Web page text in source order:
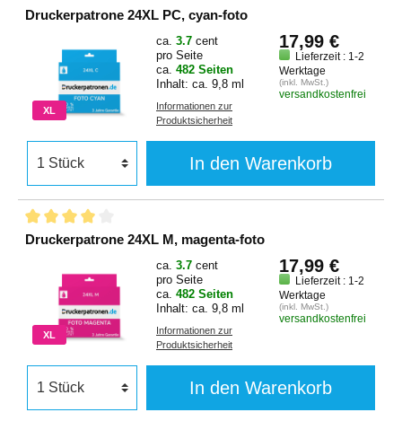
Druckerpatrone 24XL PC, cyan-foto
XL
ca. 3.7 cent
pro Seite
ca. 482 Seiten
Inhalt: ca. 9,8 ml
Informationen zur
Produktsicherheit
17,99 €
Lieferzeit : 1-2
Werktage
(inkl. MwSt.)
versandkostenfrei
In den Warenkorb
Druckerpatrone 24XL M, magenta-foto
XL
ca. 3.7 cent
pro Seite
ca. 482 Seiten
Inhalt: ca. 9,8 ml
Informationen zur
Produktsicherheit
17,99 €
Lieferzeit : 1-2
Werktage
(inkl. MwSt.)
versandkostenfrei
In den Warenkorb